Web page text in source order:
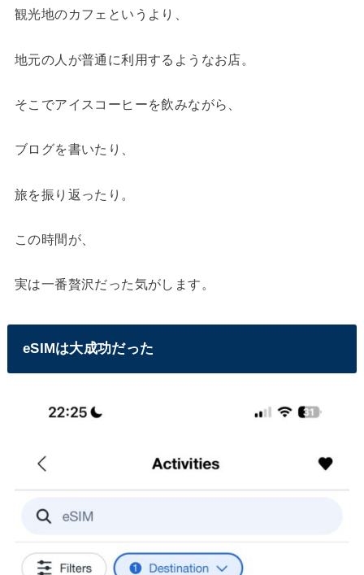
観光地のカフェというより、
地元の人が普通に利用するようなお店。
そこでアイスコーヒーを飲みながら、
ブログを書いたり、
旅を振り返ったり。
この時間が、
実は一番贅沢だった気がします。
eSIMは大成功だった